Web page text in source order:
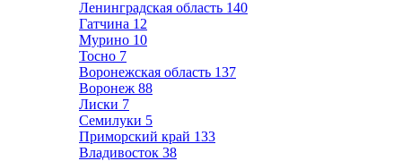
Ленинградская область 140
Гатчина 12
Мурино 10
Тосно 7
Воронежская область 137
Воронеж 88
Лиски 7
Семилуки 5
Приморский край 133
Владивосток 38